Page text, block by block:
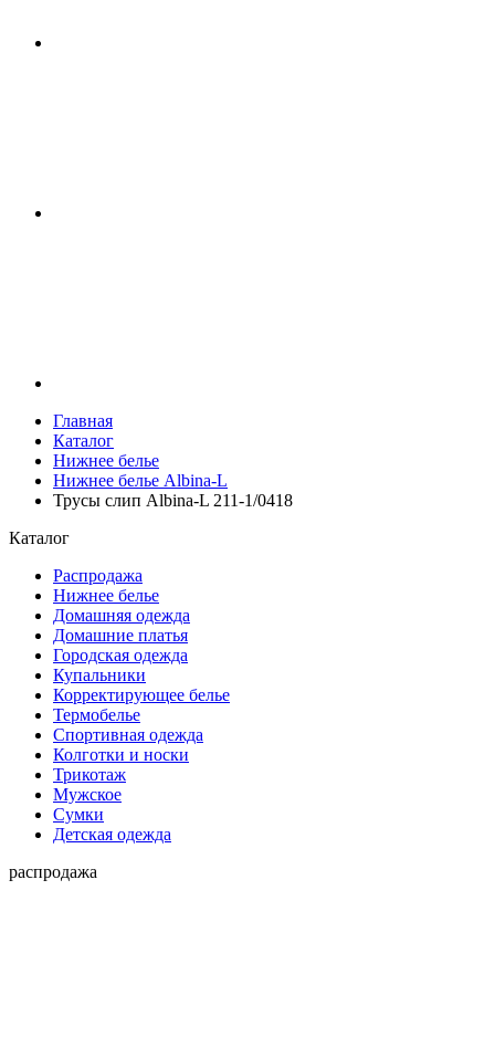
Главная
Каталог
Нижнее белье
Нижнее белье Albina-L
Трусы слип Albina-L 211-1/0418
Каталог
Распродажа
Нижнее белье
Домашняя одежда
Домашние платья
Городская одежда
Купальники
Корректирующее белье
Термобелье
Спортивная одежда
Колготки и носки
Трикотаж
Мужское
Сумки
Детская одежда
распродажа